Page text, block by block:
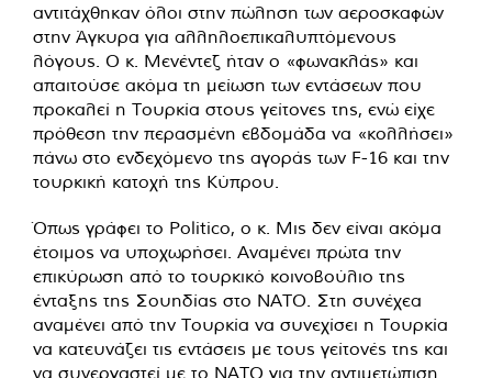
αντιτάχθηκαν όλοι στην πώληση των αεροσκαφών
στην Άγκυρα για αλληλοεπικαλυπτόμενους
λόγους. Ο κ. Μενέντεζ ήταν ο «φωνακλάς» και
απαιτούσε ακόμα τη μείωση των εντάσεων που
προκαλεί η Τουρκία στους γείτονες της, ενώ είχε
πρόθεση την περασμένη εβδομάδα να «κολλήσει»
πάνω στο ενδεχόμενο της αγοράς των F-16 και την
τουρκική κατοχή της Κύπρου.
Όπως γράφει το Politico, ο κ. Μις δεν είναι ακόμα
έτοιμος να υποχωρήσει. Αναμένει πρώτα την
επικύρωση από το τουρκικό κοινοβούλιο της
ένταξης της Σουηδίας στο ΝΑΤΟ. Στη συνέχεα
αναμένει από την Τουρκία να συνεχίσει η Τουρκία
να κατευνάζει τις εντάσεις με τους γείτονές της και
να συνεργαστεί με το ΝΑΤΟ για την αντιμετώπιση